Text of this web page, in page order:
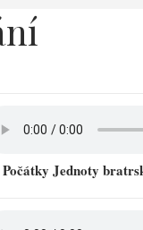
Počátky Jednoty